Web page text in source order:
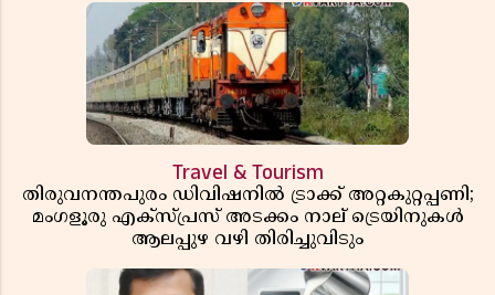
Travel & Tourism
തിരുവനന്തപുരം ഡിവിഷനിൽ ട്രാക്ക് അറ്റകുറ്റപ്പണി;
മംഗളൂരു എക്സ്പ്രസ് അടക്കം നാല് ട്രെയിനുകൾ
ആലപ്പുഴ വഴി തിരിച്ചുവിടും